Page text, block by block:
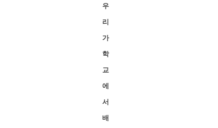
우
리
가
학
교
에
서
배